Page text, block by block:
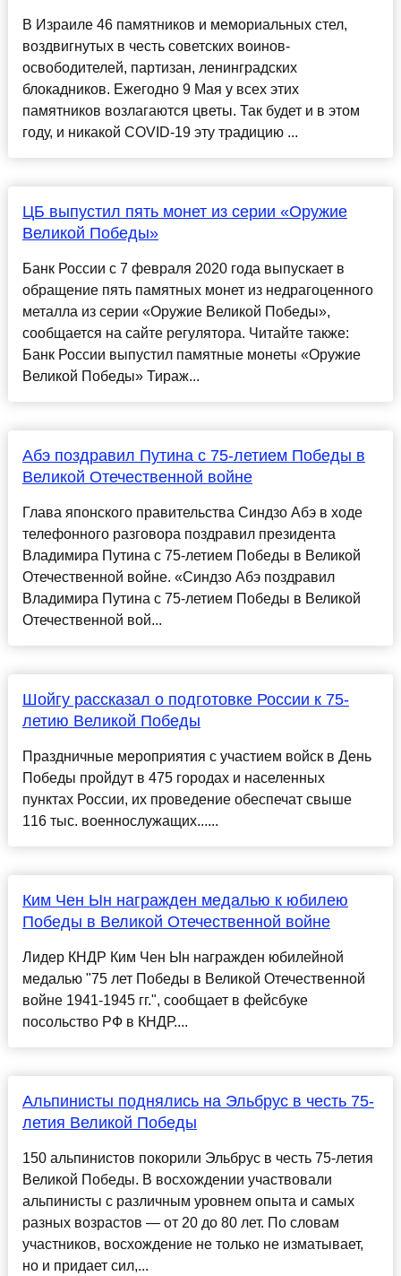
В Израиле 46 памятников и мемориальных стел,
воздвигнутых в честь советских воинов-
освободителей, партизан, ленинградских
блокадников. Ежегодно 9 Мая у всех этих
памятников возлагаются цветы. Так будет и в этом
году, и никакой COVID-19 эту традицию ...
ЦБ выпустил пять монет из серии «Оружие
Великой Победы»
Банк России с 7 февраля 2020 года выпускает в
обращение пять памятных монет из недрагоценного
металла из серии «Оружие Великой Победы»,
сообщается на сайте регулятора. Читайте также:
Банк России выпустил памятные монеты «Оружие
Великой Победы» Тираж...
Абэ поздравил Путина с 75-летием Победы в
Великой Отечественной войне
Глава японского правительства Синдзо Абэ в ходе
телефонного разговора поздравил президента
Владимира Путина с 75-летием Победы в Великой
Отечественной войне. «Синдзо Абэ поздравил
Владимира Путина с 75-летием Победы в Великой
Отечественной вой...
Шойгу рассказал о подготовке России к 75-
летию Великой Победы
Праздничные мероприятия с участием войск в День
Победы пройдут в 475 городах и населенных
пунктах России, их проведение обеспечат свыше
116 тыс. военнослужащих......
Ким Чен Ын награжден медалью к юбилею
Победы в Великой Отечественной войне
Лидер КНДР Ким Чен Ын награжден юбилейной
медалью "75 лет Победы в Великой Отечественной
войне 1941-1945 гг.", сообщает в фейсбуке
посольство РФ в КНДР....
Альпинисты поднялись на Эльбрус в честь 75-
летия Великой Победы
150 альпинистов покорили Эльбрус в честь 75-летия
Великой Победы. В восхождении участвовали
альпинисты с различным уровнем опыта и самых
разных возрастов — от 20 до 80 лет. По словам
участников, восхождение не только не изматывает,
но и придает сил,...